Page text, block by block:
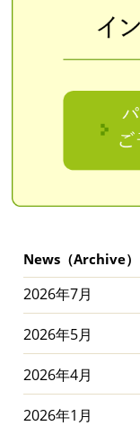
News（Archive）
2026年7月
2026年5月
2026年4月
2026年1月